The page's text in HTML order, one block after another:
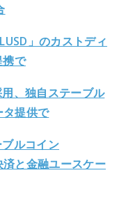
」のカストディ
で
、独自ステーブル
タ提供で
ルコイン
済と金融ユースケー